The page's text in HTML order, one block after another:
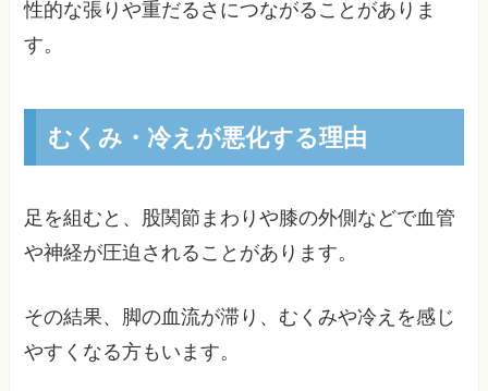
性的な張りや重だるさにつながることがありま
す。
むくみ・冷えが悪化する理由
足を組むと、股関節まわりや膝の外側などで血管
や神経が圧迫されることがあります。
その結果、脚の血流が滞り、むくみや冷えを感じ
やすくなる方もいます。